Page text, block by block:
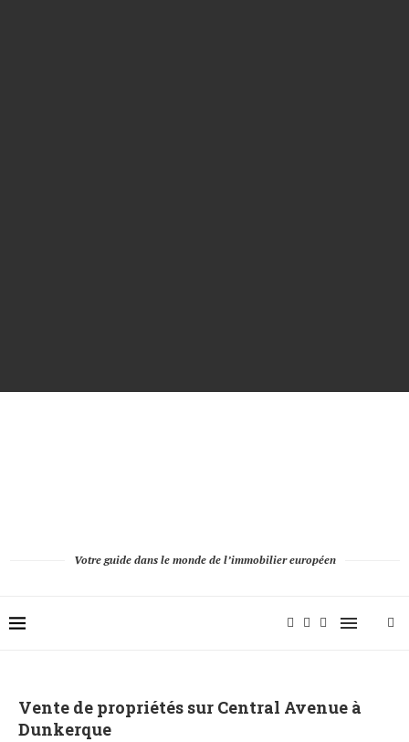
Votre guide dans le monde de l’immobilier européen
Vente de propriétés sur Central Avenue à
Dunkerque